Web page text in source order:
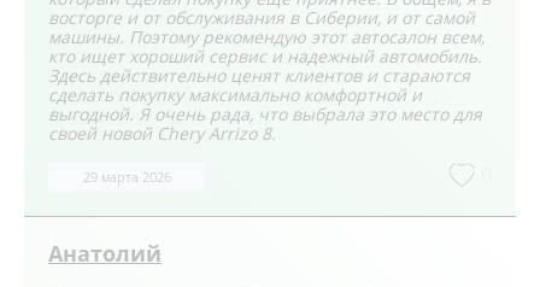
восторге и от обслуживания в Сиберии, и от самой
машины. Поэтому рекомендую этот автосалон всем,
кто ищет хороший сервис и надежный автомобиль.
Здесь действительно ценят клиентов и стараются
сделать покупку максимально комфортной и
выгодной. Я очень рада, что выбрала это место для
своей новой Chery Arrizo 8.
29 марта 2026
Анатолий